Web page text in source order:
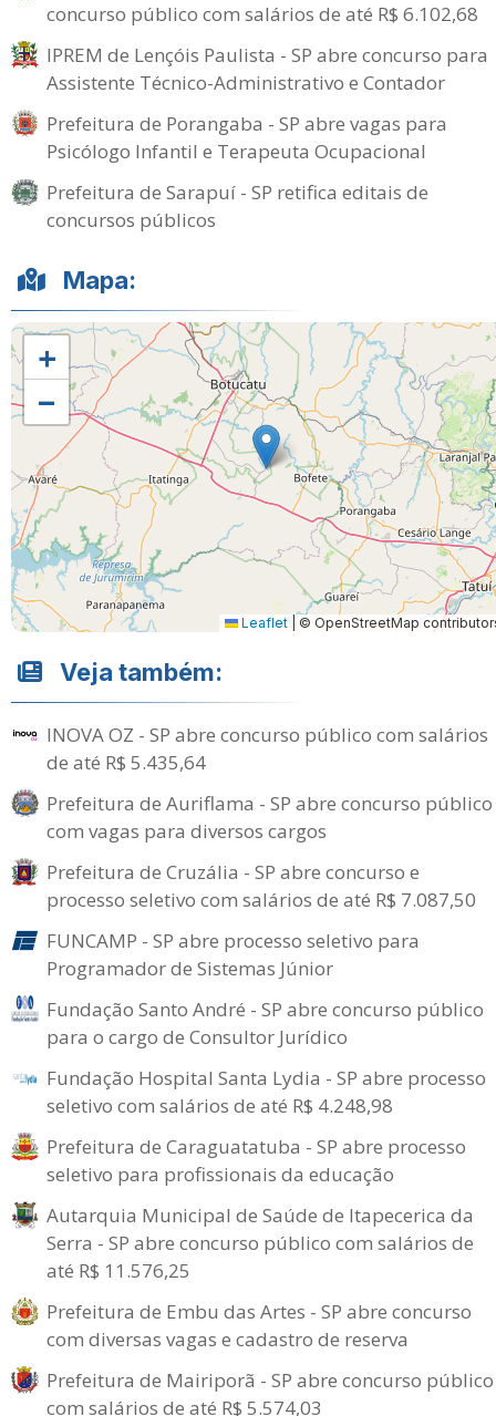
concurso público com salários de até R$ 6.102,68
IPREM de Lençóis Paulista - SP abre concurso para
Assistente Técnico-Administrativo e Contador
Prefeitura de Porangaba - SP abre vagas para
Psicólogo Infantil e Terapeuta Ocupacional
Prefeitura de Sarapuí - SP retifica editais de
concursos públicos
Mapa:
+
−
Leaflet © OpenStreetMap
Veja também:
INOVA OZ - SP abre concurso público com salários
de até R$ 5.435,64
Prefeitura de Auriflama - SP abre concurso público
com vagas para diversos cargos
Prefeitura de Cruzália - SP abre concurso e
processo seletivo com salários de até R$ 7.087,50
FUNCAMP - SP abre processo seletivo para
Programador de Sistemas Júnior
Fundação Santo André - SP abre concurso público
para o cargo de Consultor Jurídico
Fundação Hospital Santa Lydia - SP abre processo
seletivo com salários de até R$ 4.248,98
Prefeitura de Caraguatatuba - SP abre processo
seletivo para profissionais da educação
Autarquia Municipal de Saúde de Itapecerica da
Serra - SP abre concurso público com salários de
até R$ 11.576,25
Prefeitura de Embu das Artes - SP abre concurso
com diversas vagas e cadastro de reserva
Prefeitura de Mairiporã - SP abre concurso público
com salários de até R$ 5.574,03